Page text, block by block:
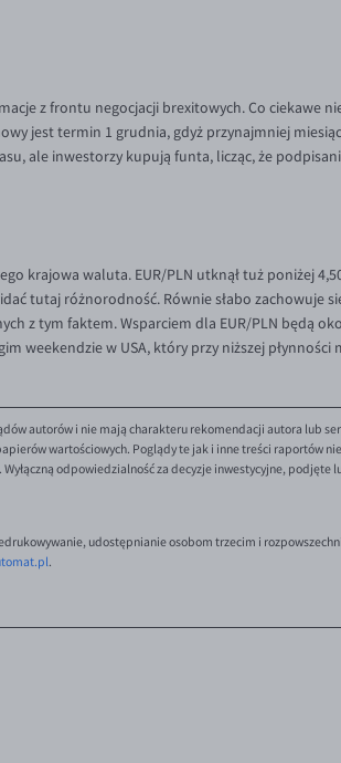
z frontu negocjacji brexitowych. Co ciekawe
jest termin 1 grudnia, gdyż przynajmniej
ale inwestorzy kupują funta, licząc, że
krajowa waluta. EUR/PLN utknął tuż poniżej
tutaj różnorodność. Równie słabo zachowuje
z tym faktem. Wsparciem dla EUR/PLN będą
weekendzie w USA, który przy niższej płynności
autorów i nie mają charakteru rekomendacji autora lub
wartościowych. Poglądy te jak i inne treści raportów
odpowiedzialność za decyzje inwestycyjne, podjęte
udostępnianie osobom trzecim i
.